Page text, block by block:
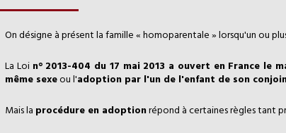
On désigne à présent la famille « homoparentale » lorsqu'un ou
La Loi n° 2013-404 du 17 mai 2013 a ouvert en France le
même sexeou l'adoption par l'un de l'enfant de son
Mais la procédure en adoptionrépond à certaines règles tant